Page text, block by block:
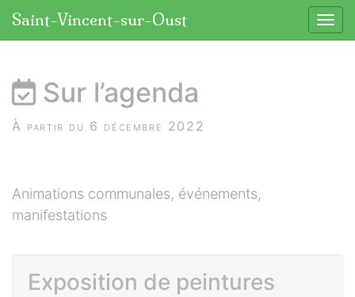
Saint-Vincent-sur-Oust
Sur l’agenda
À partir du 6 décembre 2022
Animations communales, événements,
manifestations
Exposition de peintures
Panneau de gestion des cookies